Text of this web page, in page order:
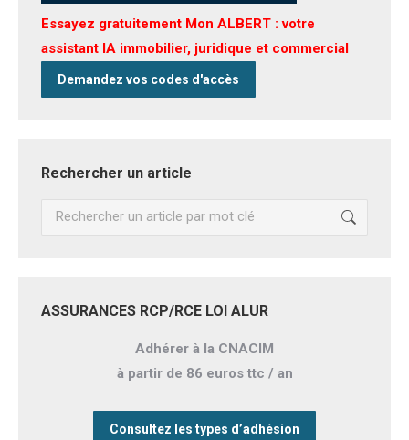
Essayez gratuitement Mon ALBERT : votre
assistant IA immobilier, juridique et commercial
Demandez vos codes d'accès
Rechercher un article
Recherche
ASSURANCES RCP/RCE LOI ALUR
Adhérer à la CNACIM
à partir de 86 euros ttc / an
Consultez les types d’adhésion